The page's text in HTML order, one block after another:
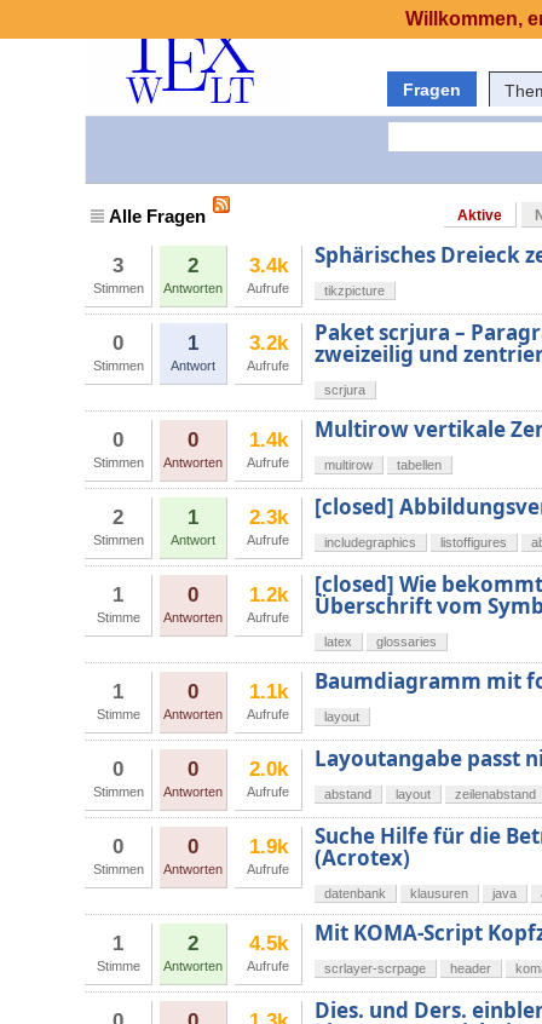
Fragen
Alle Fragen Aktive
3
Stimmen
2
Antworten
3.4k
Aufrufe
Sphärisches Dreieck
tikzpicture
0
Stimmen
1
Antwort
3.2k
Aufrufe
Paket scrjura –
zweizeilig und
scrjura
0
Stimmen
0
Antworten
1.4k
Aufrufe
Multirow vertikale
multirow tabellen
2
Stimmen
1
Antwort
2.3k
Aufrufe
[closed]
includegraphics listoffigures
1
Stimme
0
Antworten
1.2k
Aufrufe
[closed] Wie
Überschrift vom
latex glossaries
1
Stimme
0
Antworten
1.1k
Aufrufe
Baumdiagramm mit
layout
0
Stimmen
0
Antworten
2.0k
Aufrufe
Layoutangabe passt
abstand layout zeilenabstand
0
Stimmen
0
Antworten
1.9k
Aufrufe
Suche Hilfe für die
(Acrotex)
datenbank klausuren java
1
Stimme
2
Antworten
4.5k
Aufrufe
Mit KOMA-Script
scrlayer-scrpage header
Dies. und Ders.
Willkommen,